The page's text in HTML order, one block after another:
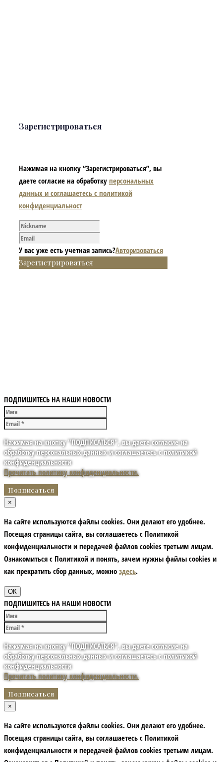
Зарегистрироваться
Нажимая на кнопку “Зарегистрироваться”, вы
даете согласие на обработку персональных
данных и соглашаетесь с политикой
конфиденциальност
У вас уже есть учетная запись?Авторизоваться
Зарегистрироваться
ПОДПИШИТЕСЬ НА НАШИ НОВОСТИ
Нажимая на кнопку "ПОДПИСАТЬСЯ", вы даете согласие на
обработку персональных данных и соглашаетесь с политикой
конфиденциальности
Прочитать политику конфиденциальности.
×
На сайте используются файлы cookies. Они делают его удобнее.
Посещая страницы сайта, вы соглашаетесь с Политикой
конфиденциальности и передачей файлов cookies третьим лицам.
Ознакомиться с Политикой и понять, зачем нужны файлы сookies и
как прекратить сбор данных, можно здесь.
ОК
ПОДПИШИТЕСЬ НА НАШИ НОВОСТИ
Нажимая на кнопку "ПОДПИСАТЬСЯ", вы даете согласие на
обработку персональных данных и соглашаетесь с политикой
конфиденциальности
Прочитать политику конфиденциальности.
×
На сайте используются файлы cookies. Они делают его удобнее.
Посещая страницы сайта, вы соглашаетесь с Политикой
конфиденциальности и передачей файлов cookies третьим лицам.